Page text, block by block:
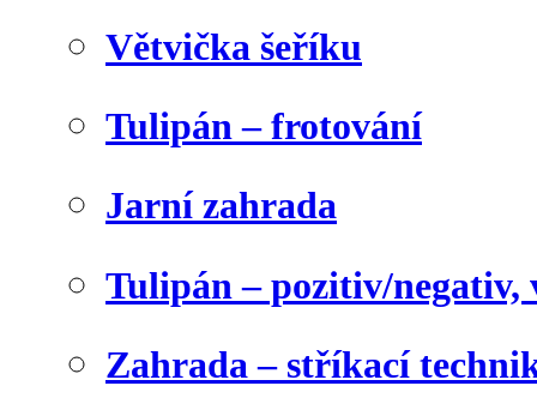
Větvička šeříku
Tulipán – frotování
Jarní zahrada
Tulipán – pozitiv/negativ,
Zahrada – stříkací